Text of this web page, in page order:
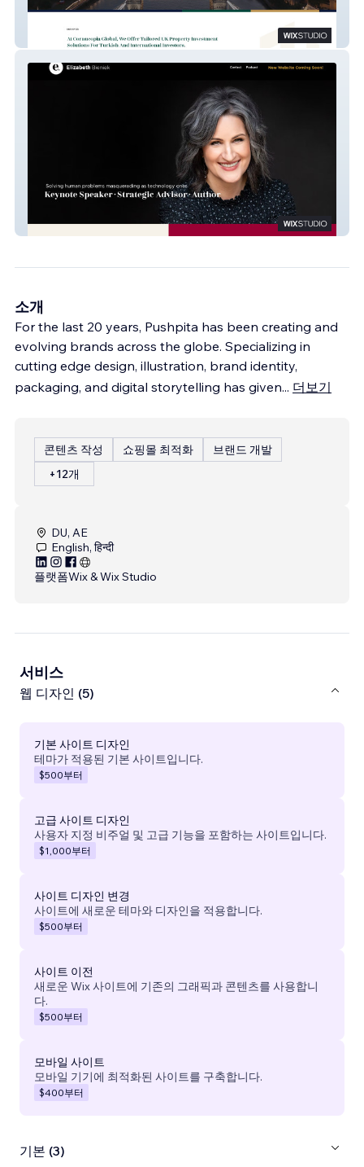
Cornucopia Global
ElizabethBieniek
소개
For the last 20 years, Pushpita has been creating and
evolving brands across the globe. Specializing in
cutting edge design, illustration, brand identity,
packaging, and digital storytelling has given... 더보기
콘텐츠 작성 쇼핑몰 최적화
브랜드 개발
+12개
DU, AE
English, हिन्दी
플랫폼Wix & Wix Studio
서비스
웹 디자인 (5)
기본 사이트 디자인
테마가 적용된 기본 사이트입니다.
$500부터
고급 사이트 디자인
사용자 지정 비주얼 및 고급 기능을 포함하는 사이트입니다.
$1,000부터
사이트 디자인 변경
사이트에 새로운 테마와 디자인을 적용합니다.
$500부터
사이트 이전
새로운 Wix 사이트에 기존의 그래픽과 콘텐츠를 사용합니
다.
$500부터
모바일 사이트
모바일 기기에 최적화된 사이트를 구축합니다.
$400부터
기본 (3)